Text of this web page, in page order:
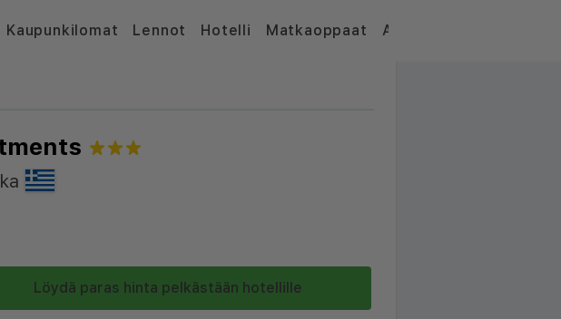
Kaupunkilomat Lennot Hotelli Matkaoppaat Artikkelit
Löydä paras hinta pelkästään hotellille